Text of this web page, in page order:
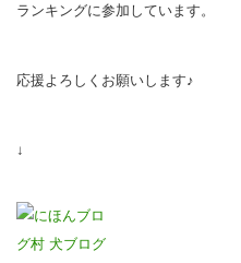
ランキングに参加しています。
応援よろしくお願いします♪
↓